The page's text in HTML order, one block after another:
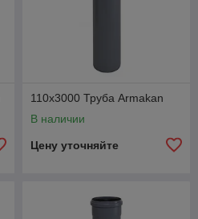
110х3000 Труба Armakan
В наличии
Цену уточняйте